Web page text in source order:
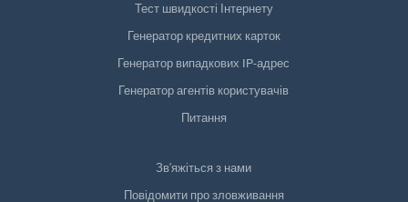
Тест швидкості Інтернету
Генератор кредитних карток
Генератор випадкових IP-адрес
Генератор агентів користувачів
Питання
Зв'яжіться з нами
Повідомити про зловживання